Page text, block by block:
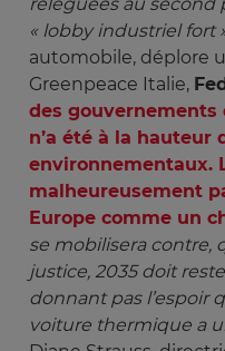
« lobby industriel fort
automobile, déplore
Greenpeace Italie,
des gouvernements
n’a été à la hauteur
environnementaux.
malheureusement
Europe comme un
se mobilisera contre,
justice, 2035 doit
donnant pas l’espoir
voiture thermique a